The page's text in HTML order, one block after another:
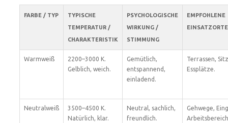
FARBE / TYP
TYPISCHE
TEMPERATUR /
CHARAKTERISTIK
PSYCHOLOGISCHE
WIRKUNG /
STIMMUNG
EMPFOHLENE
EINSATZORTE
Warmweiß
2200–3000 K.
Gelblich, weich.
Gemütlich,
entspannend,
einladend.
Terrassen,
Essplätze.
Neutralweiß
3500–4500 K.
Natürlich, klar.
Neutral, sachlich,
freundlich.
Gehwege,